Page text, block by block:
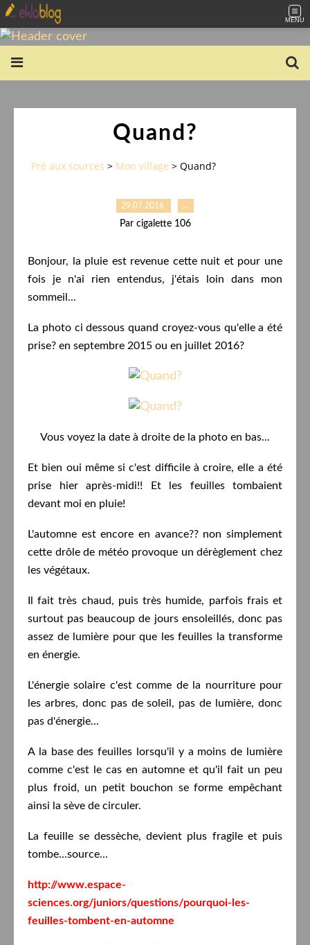
MENU
Quand?
Pré aux sources > Mon village > Quand?
29.07.2016 …
Par cigalette 106
Bonjour, la pluie est revenue cette nuit et pour une
fois je n'ai rien entendus, j'étais loin dans mon
sommeil...
La photo ci dessous quand croyez-vous qu'elle a été
prise? en septembre 2015 ou en juillet 2016?
Vous voyez la date à droite de la photo en bas...
Et bien oui même si c'est difficile à croire, elle a été
prise hier après-midi!! Et les feuilles tombaient
devant moi en pluie!
L'automne est encore en avance?? non simplement
cette drôle de météo provoque un dérèglement chez
les végétaux.
Il fait très chaud, puis très humide, parfois frais et
surtout pas beaucoup de jours ensoleillés, donc pas
assez de lumière pour que les feuilles la transforme
en énergie.
L'énergie solaire c'est comme de la nourriture pour
les arbres, donc pas de soleil, pas de lumière, donc
pas d'énergie...
A la base des feuilles lorsqu'il y a moins de lumière
comme c'est le cas en automne et qu'il fait un peu
plus froid, un petit bouchon se forme empêchant
ainsi la sève de circuler.
La feuille se dessèche, devient plus fragile et puis
tombe...source...
http://www.espace-
sciences.org/juniors/questions/pourquoi-les-
feuilles-tombent-en-automne